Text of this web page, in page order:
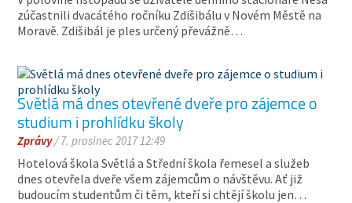
zúčastnili dvacátého ročníku Zdišibálu v Novém Městě na
Moravě. Zdišibál je ples určený převážně…
Světlá má dnes otevřené dveře pro zájemce o
studium i prohlídku školy
Zprávy/ 7. prosinec 2017 12:49
Hotelová škola Světlá a Střední škola řemesel a služeb
dnes otevřela dveře všem zájemcům o návštěvu. Ať již
budoucím studentům či těm, kteří si chtějí školu jen…